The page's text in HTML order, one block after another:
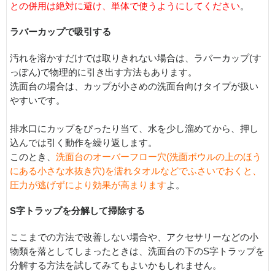
との併用は絶対に避け、単体で使うようにしてください。
ラバーカップで吸引する
汚れを溶かすだけでは取りきれない場合は、ラバーカップ(す
っぽん)で物理的に引き出す方法もあります。
洗面台の場合は、カップが小さめの洗面台向けタイプが扱い
やすいです。
排水口にカップをぴったり当て、水を少し溜めてから、押し
込んでは引く動作を繰り返します。
このとき、 洗面台のオーバーフロー穴(洗面ボウルの上のほう
にある小さな水抜き穴)を濡れタオルなどでふさいでおくと、
圧力が逃げずにより効果が高まりますよ。
S字トラップを分解して掃除する
ここまでの方法で改善しない場合や、アクセサリーなどの小
物類を落としてしまったときは、洗面台の下のS字トラップを
分解する方法を試してみてもよいかもしれません。